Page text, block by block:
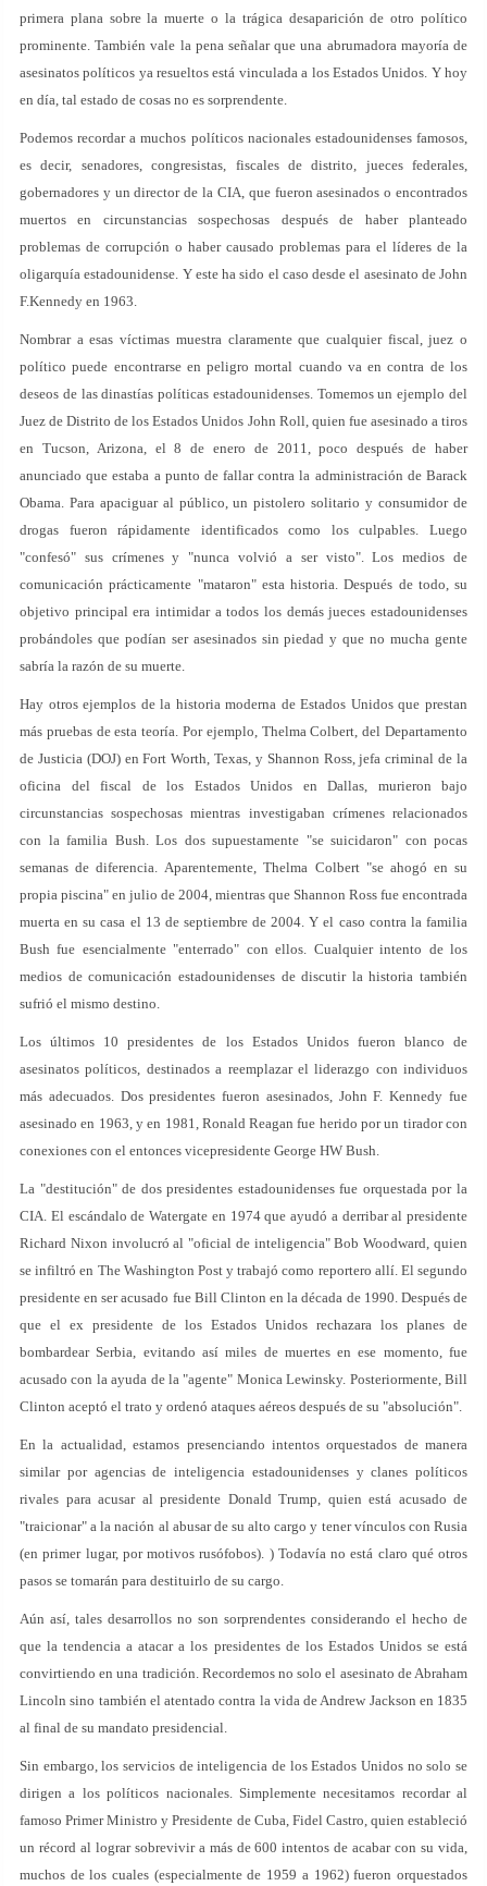
primera plana sobre la muerte o la trágica desaparición de otro político
prominente. También vale la pena señalar que una abrumadora mayoría de
asesinatos políticos ya resueltos está vinculada a los Estados Unidos. Y hoy
en día, tal estado de cosas no es sorprendente.
Podemos recordar a muchos políticos nacionales estadounidenses famosos,
es decir, senadores, congresistas, fiscales de distrito, jueces federales,
gobernadores y un director de la CIA, que fueron asesinados o encontrados
muertos en circunstancias sospechosas después de haber planteado
problemas de corrupción o haber causado problemas para el líderes de la
oligarquía estadounidense. Y este ha sido el caso desde el asesinato de John
F.Kennedy en 1963.
Nombrar a esas víctimas muestra claramente que cualquier fiscal, juez o
político puede encontrarse en peligro mortal cuando va en contra de los
deseos de las dinastías políticas estadounidenses. Tomemos un ejemplo del
Juez de Distrito de los Estados Unidos John Roll, quien fue asesinado a tiros
en Tucson, Arizona, el 8 de enero de 2011, poco después de haber
anunciado que estaba a punto de fallar contra la administración de Barack
Obama. Para apaciguar al público, un pistolero solitario y consumidor de
drogas fueron rápidamente identificados como los culpables. Luego
"confesó" sus crímenes y "nunca volvió a ser visto". Los medios de
comunicación prácticamente "mataron" esta historia. Después de todo, su
objetivo principal era intimidar a todos los demás jueces estadounidenses
probándoles que podían ser asesinados sin piedad y que no mucha gente
sabría la razón de su muerte.
Hay otros ejemplos de la historia moderna de Estados Unidos que prestan
más pruebas de esta teoría. Por ejemplo, Thelma Colbert, del Departamento
de Justicia (DOJ) en Fort Worth, Texas, y Shannon Ross, jefa criminal de la
oficina del fiscal de los Estados Unidos en Dallas, murieron bajo
circunstancias sospechosas mientras investigaban crímenes relacionados
con la familia Bush. Los dos supuestamente "se suicidaron" con pocas
semanas de diferencia. Aparentemente, Thelma Colbert "se ahogó en su
propia piscina" en julio de 2004, mientras que Shannon Ross fue encontrada
muerta en su casa el 13 de septiembre de 2004. Y el caso contra la familia
Bush fue esencialmente "enterrado" con ellos. Cualquier intento de los
medios de comunicación estadounidenses de discutir la historia también
sufrió el mismo destino.
Los últimos 10 presidentes de los Estados Unidos fueron blanco de
asesinatos políticos, destinados a reemplazar el liderazgo con individuos
más adecuados. Dos presidentes fueron asesinados, John F. Kennedy fue
asesinado en 1963, y en 1981, Ronald Reagan fue herido por un tirador con
conexiones con el entonces vicepresidente George HW Bush.
La "destitución" de dos presidentes estadounidenses fue orquestada por la
CIA. El escándalo de Watergate en 1974 que ayudó a derribar al presidente
Richard Nixon involucró al "oficial de inteligencia" Bob Woodward, quien
se infiltró en The Washington Post y trabajó como reportero allí. El segundo
presidente en ser acusado fue Bill Clinton en la década de 1990. Después de
que el ex presidente de los Estados Unidos rechazara los planes de
bombardear Serbia, evitando así miles de muertes en ese momento, fue
acusado con la ayuda de la "agente" Monica Lewinsky. Posteriormente, Bill
Clinton aceptó el trato y ordenó ataques aéreos después de su "absolución".
En la actualidad, estamos presenciando intentos orquestados de manera
similar por agencias de inteligencia estadounidenses y clanes políticos
rivales para acusar al presidente Donald Trump, quien está acusado de
"traicionar" a la nación al abusar de su alto cargo y tener vínculos con Rusia
(en primer lugar, por motivos rusófobos). ) Todavía no está claro qué otros
pasos se tomarán para destituirlo de su cargo.
Aún así, tales desarrollos no son sorprendentes considerando el hecho de
que la tendencia a atacar a los presidentes de los Estados Unidos se está
convirtiendo en una tradición. Recordemos no solo el asesinato de Abraham
Lincoln sino también el atentado contra la vida de Andrew Jackson en 1835
al final de su mandato presidencial.
Sin embargo, los servicios de inteligencia de los Estados Unidos no solo se
dirigen a los políticos nacionales. Simplemente necesitamos recordar al
famoso Primer Ministro y Presidente de Cuba, Fidel Castro, quien estableció
un récord al lograr sobrevivir a más de 600 intentos de acabar con su vida,
muchos de los cuales (especialmente de 1959 a 1962) fueron orquestados